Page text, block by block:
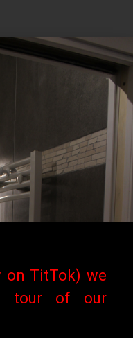
ci-après
que
Expedia.fr
définies
plus tard
avant le
droit au
on TitTok) we
tour of our